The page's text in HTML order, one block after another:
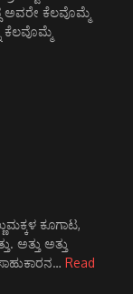
ಅವರೇ ಕೆಲವೊಮ್ಮೆ
ಕೆಲವೊಮ್ಮೆ
ಕೂಗಾಟ,
ಅತ್ತು ಅತ್ತು
Read